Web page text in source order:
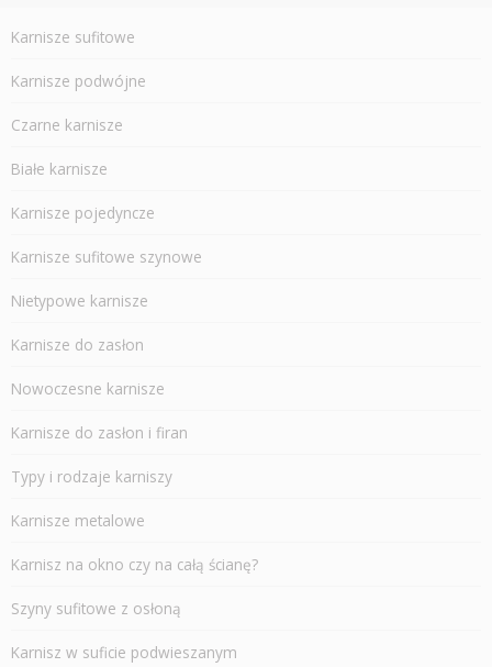
Karnisze sufitowe
Karnisze podwójne
Czarne karnisze
Białe karnisze
Karnisze pojedyncze
Karnisze sufitowe szynowe
Nietypowe karnisze
Karnisze do zasłon
Nowoczesne karnisze
Karnisze do zasłon i firan
Typy i rodzaje karniszy
Karnisze metalowe
Karnisz na okno czy na całą ścianę?
Szyny sufitowe z osłoną
Karnisz w suficie podwieszanym